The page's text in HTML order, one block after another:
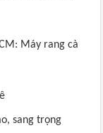
Máy rang cà
sang trọng